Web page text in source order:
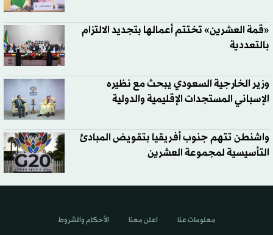
«قمة العشرين» تختتم أعمالها بتجديد الالتزام
بالتعددية
وزير الخارجية السعودي يبحث مع نظيره
الإسباني المستجدات الإقليمية والدولية
واشنطن تتهم جنوب أفريقيا بتقويض المبادئ
التأسيسية لمجموعة العشرين
معلومات عنا اعلن معنا الأحكام والشروط